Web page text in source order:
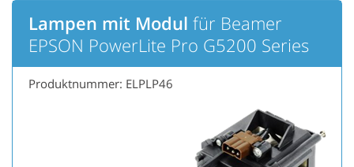
Lampen mit Modul für Beamer
EPSON PowerLite Pro G5200 Series
Produktnummer: ELPLP46